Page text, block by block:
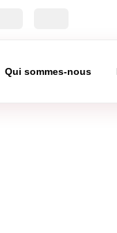
Qui sommes-nous